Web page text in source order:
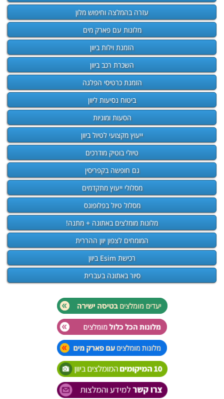
עזרה בהמלצה וחיפוש מלון
מלונות עם פארק מים
הזמנת וילות ביוון
השכרת רכב ביוון
הזמנת כרטיסי הפלגה
ביטוח נסיעות ליוון
הסעות ומוניות
ייעוץ מקצועי לטיול ביוון
טיולי בוטיק מודרכים
גם חופשה בקפריסין
מסלולי ייעוץ מתקדמים
מסלול טיול בפלופונס
מלונות מומלצים באתונה + מתנה!
המומחים לצפון יוון ההררית
רכישת Esim ביוון
סיור באתונה בעברית